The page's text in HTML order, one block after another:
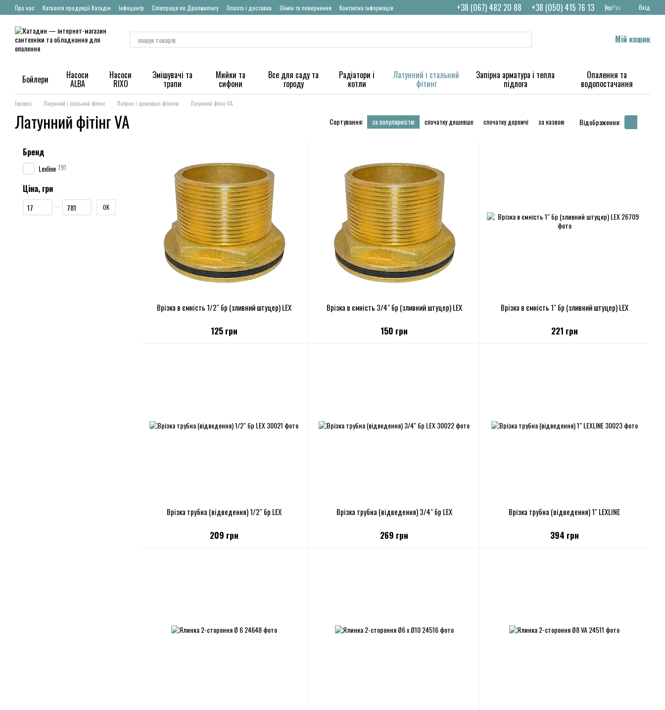
Перейти до основного контенту
Про нас Каталоги продукції Катадін Інфоцентр Співпраця по Дропшипінгу Оплата і доставка Обмін та повернення Контактна інформація +38 (067) 482 20 88 +38 (050) 415 76 13 УкрРус Вхід
Мій кошик
Бойлери Насоси
ALBA
Насоси
RIXO
Змішувачі та
трапи
Мийки та
сифони
Все для саду та
городу
Радіатори і
котли
Латунний і стальний
фітинг
Запірна арматура і тепла
підлога
Опалення та
водопостачання
Головна Латунний і стальний фітинг Латунні і хромовані фітинги Латунний фітінг VA
Латунний фітінг VA Сортування: за популярністю спочатку дешевше спочатку дорожчі за назвою Відображення:
Врізка в ємність 1/2" бр (зливний штуцер) LEX
125 грн
Врізка в ємність 3/4" бр (зливний штуцер) LEX
150 грн
Врізка в ємність 1" бр (зливний штуцер) LEX
221 грн
Врізка трубна (відведення) 1/2" бр LEX
209 грн
Врізка трубна (відведення) 3/4" бр LEX
269 грн
Врізка трубна (відведення) 1" LEXLINE
394 грн
Бренд
Lexline191
Ціна, грн
Від Ціна, грн
До Ціна, грн ОК